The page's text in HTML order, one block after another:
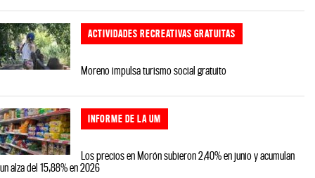
ACTIVIDADES RECREATIVAS GRATUITAS
Moreno impulsa turismo social gratuito
INFORME DE LA UM
Los precios en Morón subieron 2,40% en junio y acumulan
un alza del 15,88% en 2026